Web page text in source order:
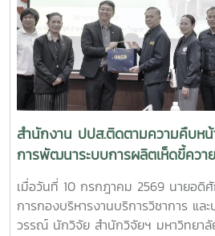
สำนักงาน ปปส.ติดตามความคืบหน้
การพัฒนาระบบการผลิตเห็ดขี้ควา
แพทย์
เมื่อวันที่ 10 กรกฎาคม 2569 นายอ
การกองบริหารงานบริการวิชาการ แล
วรรณ์ นักวิจัย สำนักวิจัยฯ มหาวิทยาลั